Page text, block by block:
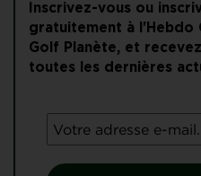
Inscrivez-vous ou
gratuitement à l'Hebdo
Golf Planète, et
toutes les dernières